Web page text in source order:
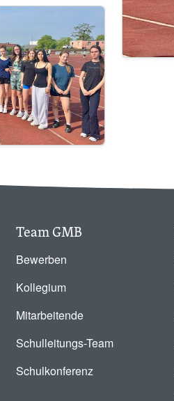
Team GMB
Bewerben
Kollegium
Mitarbeitende
Schulleitungs-Team
Schulkonferenz